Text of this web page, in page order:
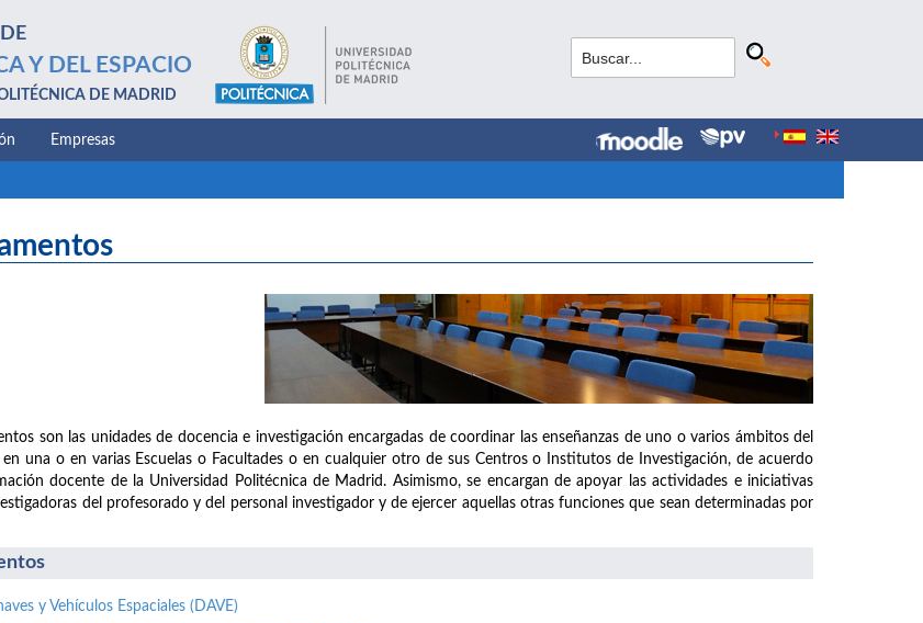
Y DEL ESPACIO
DE MADRID
Empresas
son las unidades de docencia e investigación encargadas de coordinar las enseñanzas de uno o varios ámbitos del
una o en varias Escuelas o Facultades o en cualquier otro de sus Centros o Institutos de Investigación, de acuerdo
docente de la Universidad Politécnica de Madrid. Asimismo, se encargan de apoyar las actividades e iniciativas
del profesorado y del personal investigador y de ejercer aquellas otras funciones que sean determinadas por
y Vehículos Espaciales (DAVE)